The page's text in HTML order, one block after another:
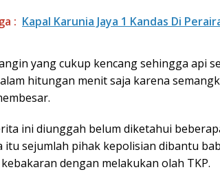
: Kapal Karunia Jaya 1 Kandas Di
yang cukup kencang sehingga api
hitungan menit saja karena
ini diunggah belum diketahui
itu sejumlah pihak kepolisian dibantu
dengan melakukan olah TKP.